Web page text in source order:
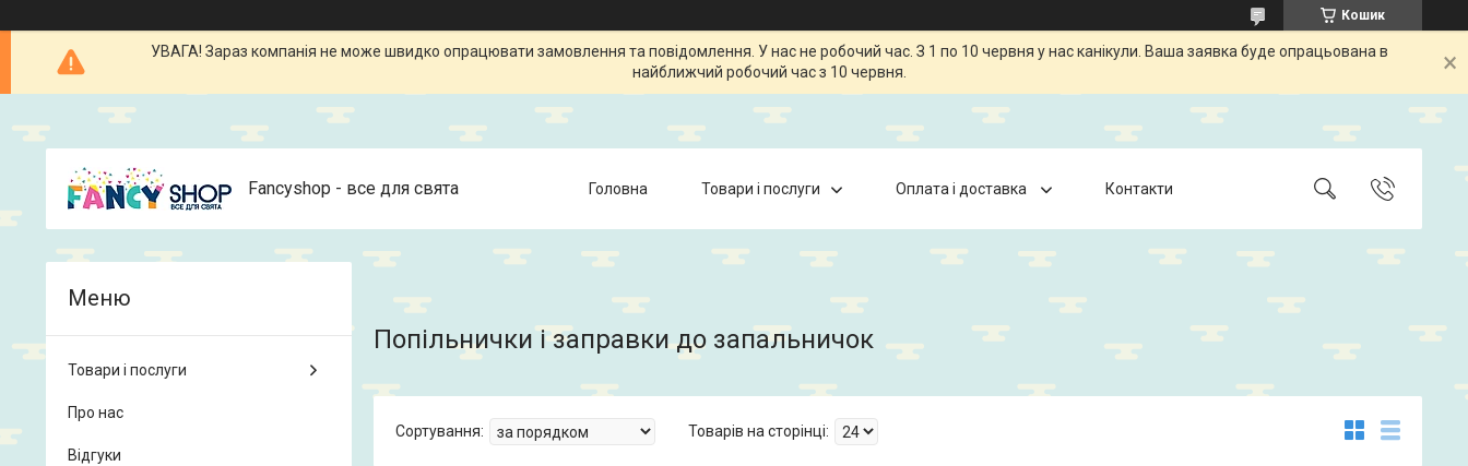
Кошик
УВАГА! Зараз компанія не може швидко опрацювати замовлення та повідомлення. У нас не робочий час. З 1 по 10 червня у нас канікули. Ваша заявка буде опрацьована в
найближчий робочий час з 10 червня.
Fancyshop - все для свята Головна Товари і послуги Оплата і доставка Контакти
Попільнички і заправки до запальничок
Товари і послуги
Про нас
Відгуки